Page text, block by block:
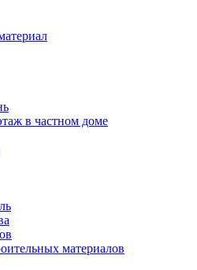
в частном доме
материалов